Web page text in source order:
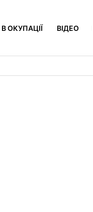
ОКУПАЦІЇ ВІДЕО